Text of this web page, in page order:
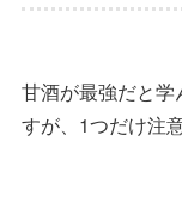
甘酒が最強だと
すが、1つだけ注